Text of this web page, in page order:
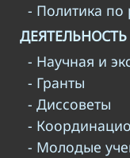
- Политика по
ДЕЯТЕЛЬНОСТЬ
- Научная и
- Гранты
- Диссоветы
-
- Молодые